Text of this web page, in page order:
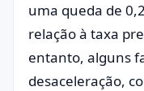
uma queda de
relação à taxa
entanto, alguns
desaceleração,